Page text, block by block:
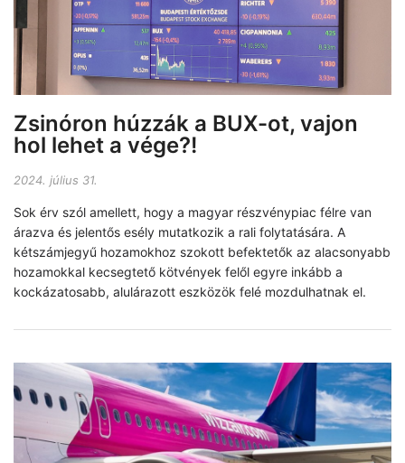
Zsinóron húzzák a BUX-ot, vajon
hol lehet a vége?!
2024. július 31.
Sok érv szól amellett, hogy a magyar részvénypiac félre van
árazva és jelentős esély mutatkozik a rali folytatására. A
kétszámjegyű hozamokhoz szokott befektetők az alacsonyabb
hozamokkal kecsegtető kötvények felől egyre inkább a
kockázatosabb, alulárazott eszközök felé mozdulhatnak el.